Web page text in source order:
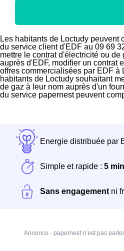
Les habitants de Loctudy peuvent
du service client d'EDF au 09 69
mettre le contrat d'électricité ou
auprès d'EDF, modifier un contrat
offres commercialisées par EDF à
habitants de Loctudy souhaitant
de gaz à leur nom auprès d'un
du service papernest peuvent
Energie distribuée par
Simple et rapide : 5
Sans engagement ni
Annonce - papernest n’est pas